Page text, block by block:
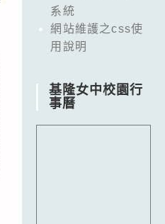
系統
網站維護之css使
用說明
基隆女中校園行
事曆